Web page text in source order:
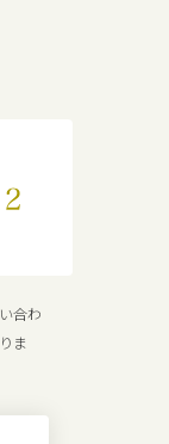
合わ
ま